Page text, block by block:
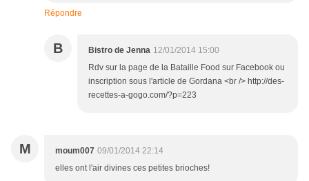
Répondre
B Bistro de Jenna 12/01/2014 15:00
Rdv sur la page de la Bataille Food sur Facebook ou
inscription sous l'article de Gordana <br /> http://des-
recettes-a-gogo.com/?p=223
M moum007 09/01/2014 22:14
elles ont l'air divines ces petites brioches!